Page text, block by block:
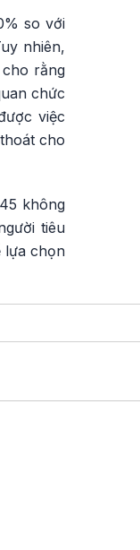
so với
nhiên,
rằng
chức
việc
cho
không
tiêu
lựa chọn